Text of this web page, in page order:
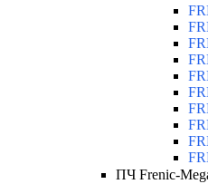
ПЧ Frenic-